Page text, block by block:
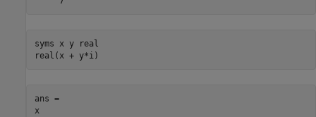
syms x y real
real(x + y*i)
ans =
x